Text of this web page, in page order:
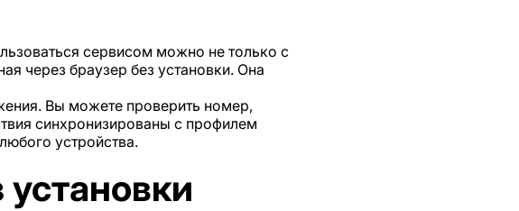
сервисом можно не только с
через браузер без установки. Она
Вы можете проверить номер,
синхронизированы с профилем
устройства.